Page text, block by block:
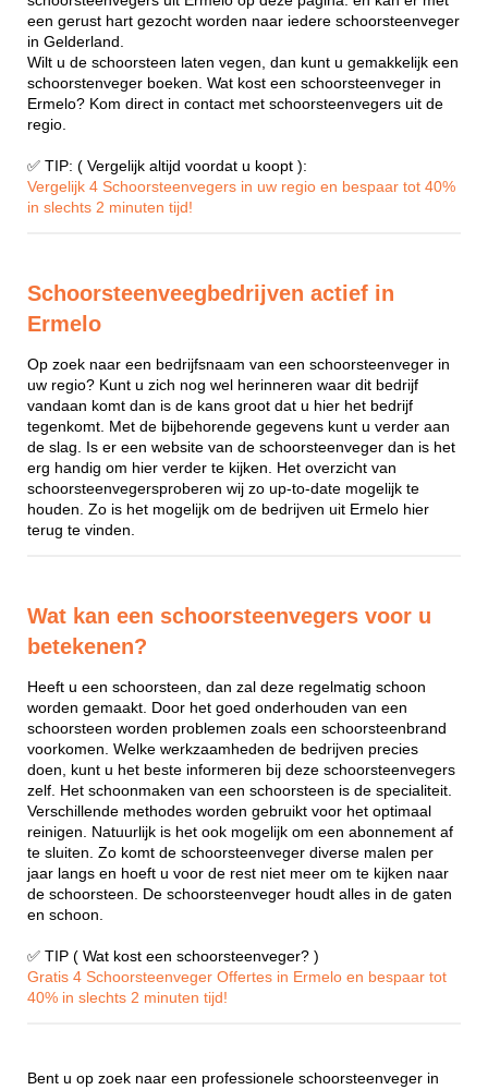
een gerust hart gezocht worden naar iedere schoorsteenveger
in Gelderland.
Wilt u de schoorsteen laten vegen, dan kunt u gemakkelijk een
schoorstenveger boeken. Wat kost een schoorsteenveger in
Ermelo? Kom direct in contact met schoorsteenvegers uit de
regio.
✅ TIP: ( Vergelijk altijd voordat u koopt ):
Vergelijk 4 Schoorsteenvegers in uw regio en bespaar tot 40%
in slechts 2 minuten tijd!
Schoorsteenveegbedrijven actief in
Ermelo
Op zoek naar een bedrijfsnaam van een schoorsteenveger in
uw regio? Kunt u zich nog wel herinneren waar dit bedrijf
vandaan komt dan is de kans groot dat u hier het bedrijf
tegenkomt. Met de bijbehorende gegevens kunt u verder aan
de slag. Is er een website van de schoorsteenveger dan is het
erg handig om hier verder te kijken. Het overzicht van
schoorsteenvegersproberen wij zo up-to-date mogelijk te
houden. Zo is het mogelijk om de bedrijven uit Ermelo hier
terug te vinden.
Wat kan een schoorsteenvegers voor u
betekenen?
Heeft u een schoorsteen, dan zal deze regelmatig schoon
worden gemaakt. Door het goed onderhouden van een
schoorsteen worden problemen zoals een schoorsteenbrand
voorkomen. Welke werkzaamheden de bedrijven precies
doen, kunt u het beste informeren bij deze schoorsteenvegers
zelf. Het schoonmaken van een schoorsteen is de specialiteit.
Verschillende methodes worden gebruikt voor het optimaal
reinigen. Natuurlijk is het ook mogelijk om een abonnement af
te sluiten. Zo komt de schoorsteenveger diverse malen per
jaar langs en hoeft u voor de rest niet meer om te kijken naar
de schoorsteen. De schoorsteenveger houdt alles in de gaten
en schoon.
✅ TIP ( Wat kost een schoorsteenveger? )
Gratis 4 Schoorsteenveger Offertes in Ermelo en bespaar tot
40% in slechts 2 minuten tijd!
Bent u op zoek naar een professionele schoorsteenveger in